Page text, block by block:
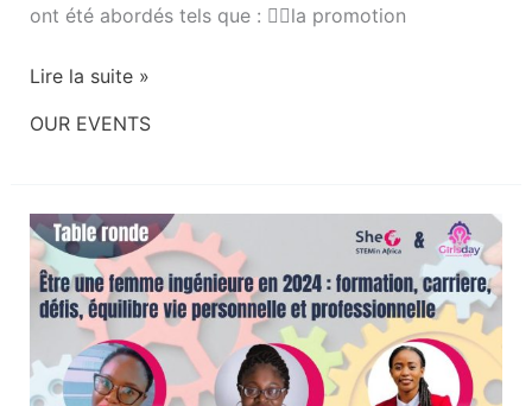
ont été abordés tels que : 👉🏾la promotion
Lire la suite »
OUR EVENTS
Etre
une
femme
ingénieure
en
2024